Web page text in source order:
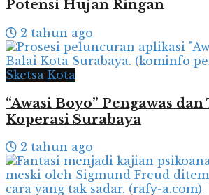
Potensi Hujan Ringan
2 tahun ago
Sketsa Kota
“Awasi Boyo” Pengawas
Koperasi Surabaya
2 tahun ago